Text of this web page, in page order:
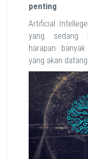
penting
Artificial
yang sedang
harapan
yang akan datang.